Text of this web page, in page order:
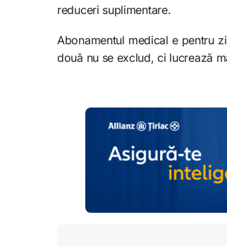
reduceri suplimentare.
Abonamentul medical e pentru
două nu se exclud, ci lucrează